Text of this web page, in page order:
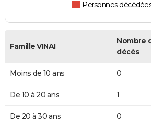
Personnes
Famille VINAI
Nombre
décès
Moins de 10 ans 0
De 10 à 20 ans 1
De 20 à 30 ans 0